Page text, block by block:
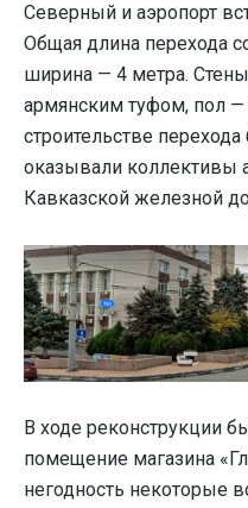
Северный и аэропорт
Общая длина перехода
ширина — 4 метра.
армянским туфом, пол
строительстве
оказывали коллективы
Кавказской железной
В ходе реконструкции
помещение магазина
негодность некоторые